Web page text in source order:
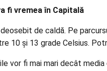
fi vremea în Capitală
de caldă. Pe
10 și 13 grade Celsius.
vor fi mai mari decât